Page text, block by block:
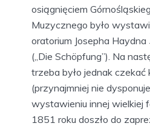
osiągnięciem
Muzycznego było
oratorium Josepha Haydna
(„Die Schöpfung”). Na
trzeba było jednak
(przynajmniej nie
wystawieniu innej wielkiej
1851 roku doszło do